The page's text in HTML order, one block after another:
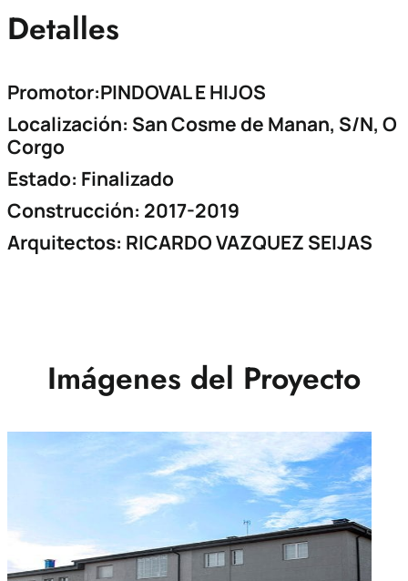
Detalles
Promotor:PINDOVAL E HIJOS
Localización: San Cosme de Manan, S/N, O
Corgo
Estado: Finalizado
Construcción: 2017-2019
Arquitectos: RICARDO VAZQUEZ SEIJAS
Imágenes del Proyecto